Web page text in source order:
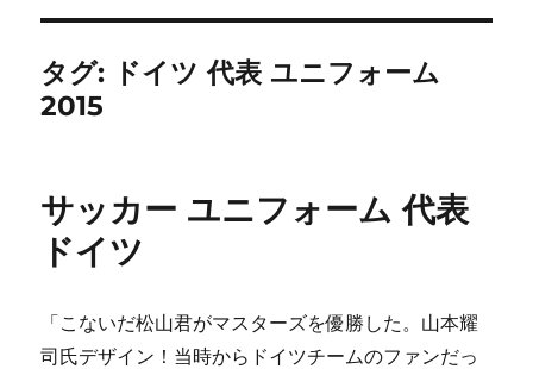
タグ: ドイツ 代表 ユニフォーム
2015
サッカー ユニフォーム 代表
ドイツ
「こないだ松山君がマスターズを優勝した。山本耀
司氏デザイン！当時からドイツチームのファンだっ